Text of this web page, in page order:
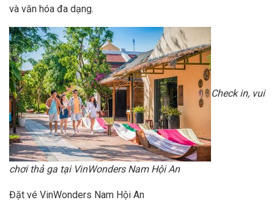
và văn hóa đa dạng.
Check in, vui
chơi thả ga tại VinWonders Nam Hội An
Đặt vé VinWonders Nam Hội An